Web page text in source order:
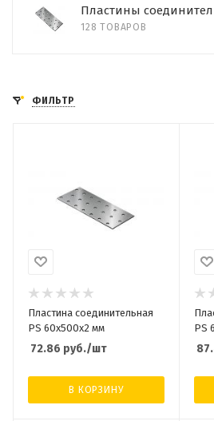
Пластины
128 ТОВАРОВ
ФИЛЬТР
Пластина соединительная
PS 60х500х2 мм
72.86 руб./шт
В КОРЗИНУ
PS